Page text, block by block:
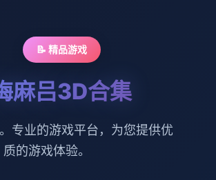
📝 精品游戏
麻吕3D合集
专业的游戏平台，为您提供优
质的游戏体验。